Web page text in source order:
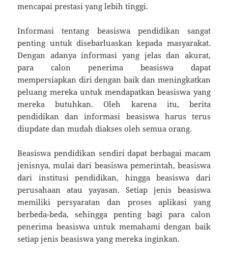
mencapai prestasi yang lebih tinggi.
Informasi tentang beasiswa pendidikan sangat
penting untuk disebarluaskan kepada masyarakat.
Dengan adanya informasi yang jelas dan akurat,
para calon penerima beasiswa dapat
mempersiapkan diri dengan baik dan meningkatkan
peluang mereka untuk mendapatkan beasiswa yang
mereka butuhkan. Oleh karena itu, berita
pendidikan dan informasi beasiswa harus terus
diupdate dan mudah diakses oleh semua orang.
Beasiswa pendidikan sendiri dapat berbagai macam
jenisnya, mulai dari beasiswa pemerintah, beasiswa
dari institusi pendidikan, hingga beasiswa dari
perusahaan atau yayasan. Setiap jenis beasiswa
memiliki persyaratan dan proses aplikasi yang
berbeda-beda, sehingga penting bagi para calon
penerima beasiswa untuk memahami dengan baik
setiap jenis beasiswa yang mereka inginkan.